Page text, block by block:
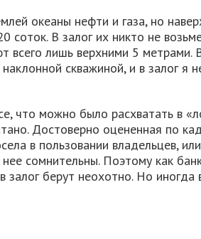
океаны нефти и газа, но
соток. В залог их никто не
всего лишь верхними 5 метрами.
скважиной, и в залог я
что можно было расхватать в
Достоверно оцененная по
в пользовании владельцев,
сомнительны. Поэтому как
берут неохотно. Но иногда